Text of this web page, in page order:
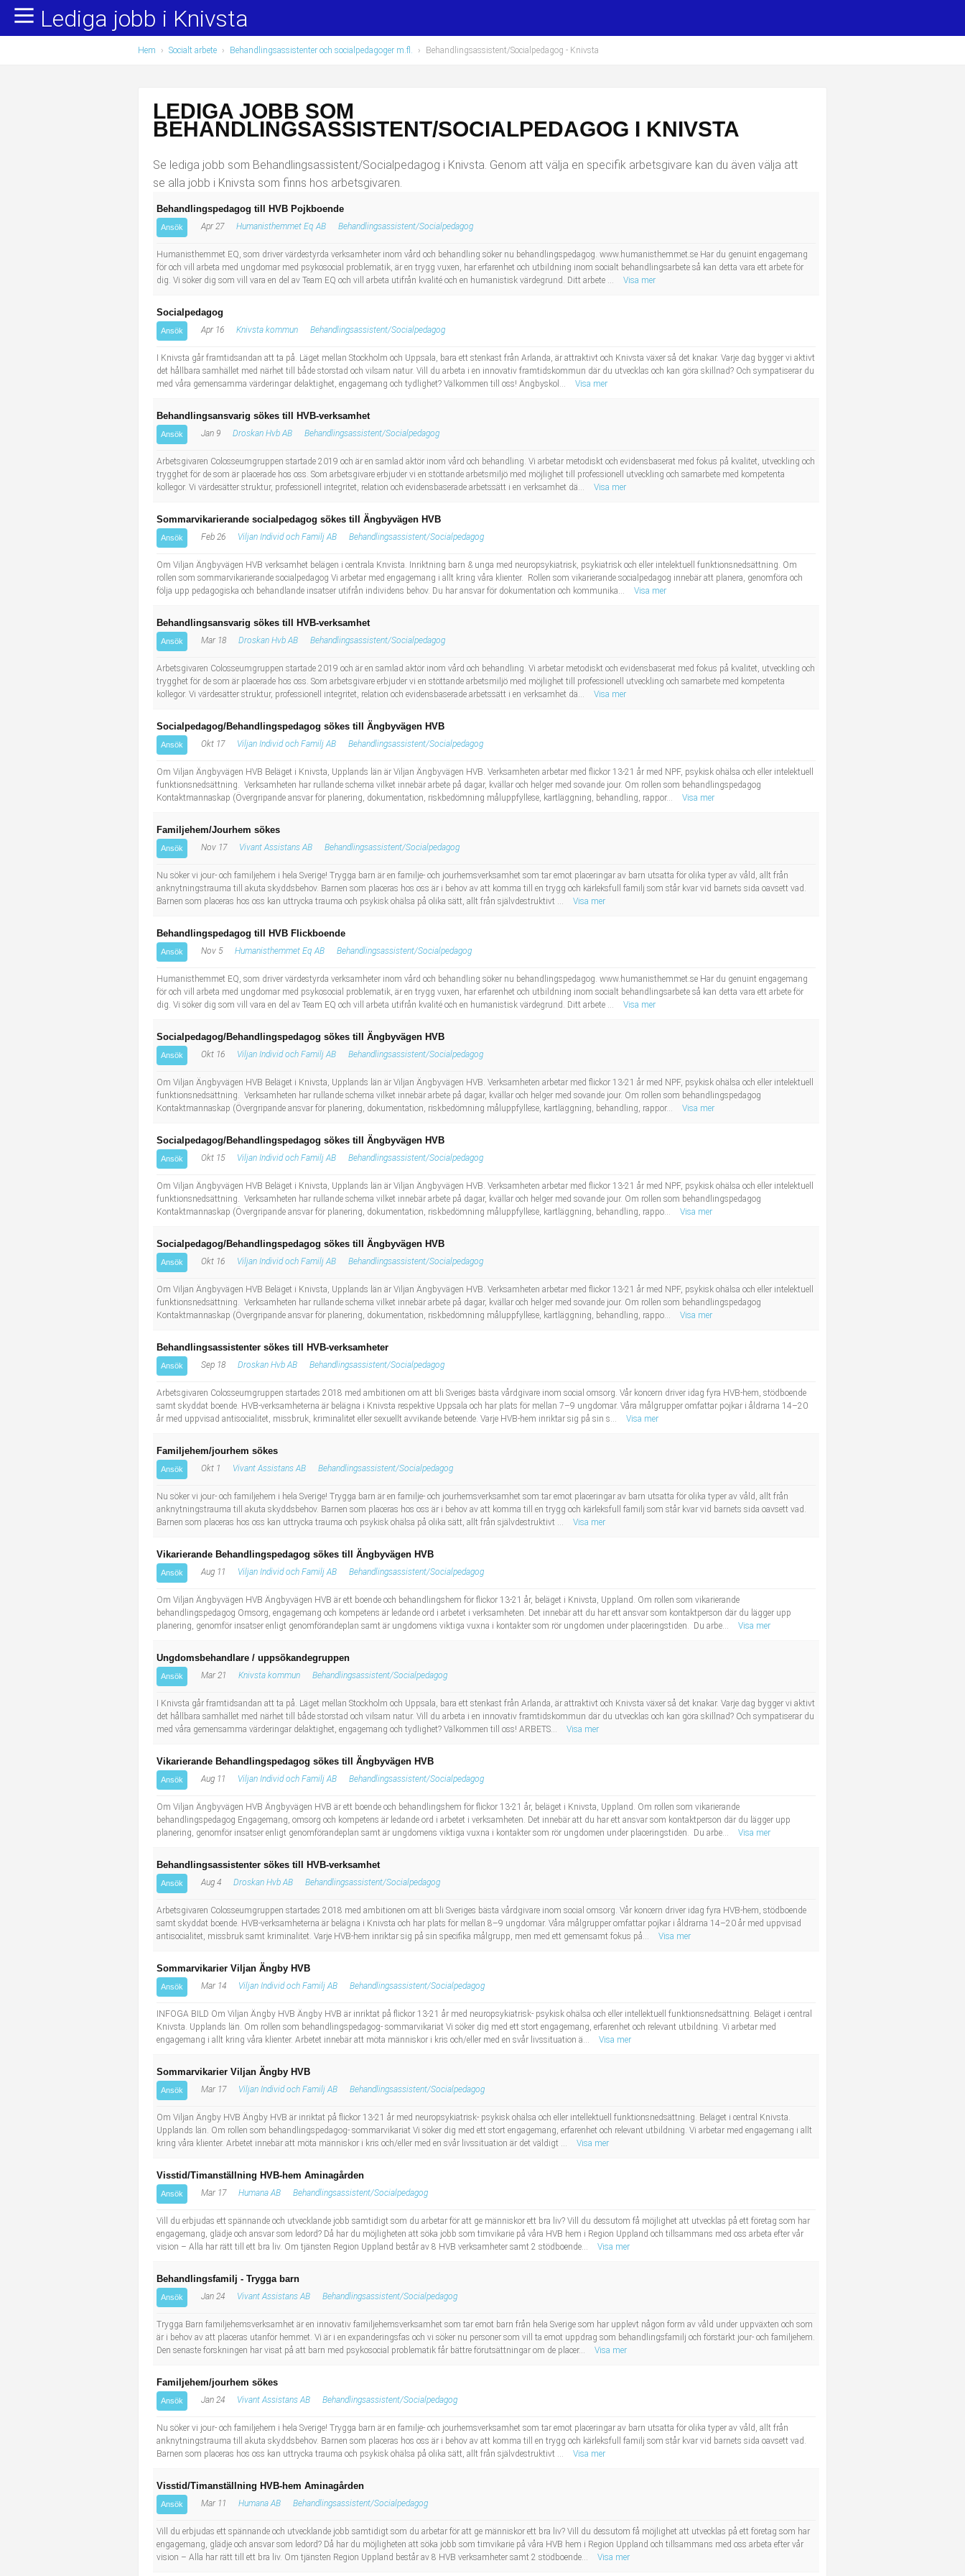
Yrkesområden
Administration, ekonomi, juridik
Chefer och verksamhetsledare
Hotell, restaurang, storhushåll
Installation, drift, underhåll
Naturvetenskapligt arbete
Sanering och renhållning
Populära jobb
Undersköterska, hemtjänst och äldreboende
Lärare i förskola/Förskollärare
Bussförare/Busschaufför
Behandlingsassistent/Socialpedagog
Tidningsbud/Tidningsdistributör
Lärare i fritidshem/Fritidspedagog
Läkarsekreterare/Vårdadmin/Medicinsk sekreterare
Informatör/Kommunikatör
Sjuksköterska, grundutbildad
Undersköterska, vård- o specialavd. o mottagning
Lediga jobb i Knivsta
Hem › Socialt arbete › Behandlingsassistenter och socialpedagoger m.fl. › Behandlingsassistent/Socialpedagog - Knivsta
LEDIGA JOBB SOM
BEHANDLINGSASSISTENT/SOCIALPEDAGOG I KNIVSTA
Se lediga jobb som Behandlingsassistent/Socialpedagog i Knivsta. Genom att välja en specifik arbetsgivare kan du även välja att
se alla jobb i Knivsta som finns hos arbetsgivaren.
Behandlingspedagog till HVB Pojkboende
Ansök Apr 27 Humanisthemmet Eq AB Behandlingsassistent/Socialpedagog
Humanisthemmet EQ, som driver värdestyrda verksamheter inom vård och behandling söker nu behandlingspedagog. www.humanisthemmet.se Har du genuint engagemang
för och vill arbeta med ungdomar med psykosocial problematik, är en trygg vuxen, har erfarenhet och utbildning inom socialt behandlingsarbete så kan detta vara ett arbete för
dig. Vi söker dig som vill vara en del av Team EQ och vill arbeta utifrån kvalité och en humanistisk värdegrund. Ditt arbete ...
Visa mer
Socialpedagog
Ansök Apr 16 Knivsta kommun Behandlingsassistent/Socialpedagog
I Knivsta går framtidsandan att ta på. Läget mellan Stockholm och Uppsala, bara ett stenkast från Arlanda, är attraktivt och Knivsta växer så det knakar. Varje dag bygger vi aktivt
det hållbara samhället med närhet till både storstad och vilsam natur. Vill du arbeta i en innovativ framtidskommun där du utvecklas och kan göra skillnad? Och sympatiserar du
med våra gemensamma värderingar delaktighet, engagemang och tydlighet? Välkommen till oss! Ängbyskol...
Visa mer
Behandlingsansvarig sökes till HVB-verksamhet
Ansök Jan 9 Droskan Hvb AB Behandlingsassistent/Socialpedagog
Arbetsgivaren Colosseumgruppen startade 2019 och är en samlad aktör inom vård och behandling. Vi arbetar metodiskt och evidensbaserat med fokus på kvalitet, utveckling och
trygghet för de som är placerade hos oss. Som arbetsgivare erbjuder vi en stöttande arbetsmiljö med möjlighet till professionell utveckling och samarbete med kompetenta
kollegor. Vi värdesätter struktur, professionell integritet, relation och evidensbaserade arbetssätt i en verksamhet dä...
Visa mer
Sommarvikarierande socialpedagog sökes till Ängbyvägen HVB
Ansök Feb 26 Viljan Individ och Familj AB Behandlingsassistent/Socialpedagog
Om Viljan Ängbyvägen HVB verksamhet belägen i centrala Knvista. Inriktning barn & unga med neuropsykiatrisk, psykiatrisk och eller intelektuell funktionsnedsättning. Om
rollen som sommarvikarierande socialpedagog Vi arbetar med engagemang i allt kring våra klienter. Rollen som vikarierande socialpedagog innebär att planera, genomföra och
följa upp pedagogiska och behandlande insatser utifrån individens behov. Du har ansvar för dokumentation och kommunika...
Visa mer
Behandlingsansvarig sökes till HVB-verksamhet
Ansök Mar 18 Droskan Hvb AB Behandlingsassistent/Socialpedagog
Arbetsgivaren Colosseumgruppen startade 2019 och är en samlad aktör inom vård och behandling. Vi arbetar metodiskt och evidensbaserat med fokus på kvalitet, utveckling och
trygghet för de som är placerade hos oss. Som arbetsgivare erbjuder vi en stöttande arbetsmiljö med möjlighet till professionell utveckling och samarbete med kompetenta
kollegor. Vi värdesätter struktur, professionell integritet, relation och evidensbaserade arbetssätt i en verksamhet dä...
Visa mer
Socialpedagog/Behandlingspedagog sökes till Ängbyvägen HVB
Ansök Okt 17 Viljan Individ och Familj AB Behandlingsassistent/Socialpedagog
Om Viljan Ängbyvägen HVB Beläget i Knivsta, Upplands län är Viljan Ängbyvägen HVB. Verksamheten arbetar med flickor 13-21 år med NPF, psykisk ohälsa och eller intelektuell
funktionsnedsättning. Verksamheten har rullande schema vilket innebär arbete på dagar, kvällar och helger med sovande jour. Om rollen som behandlingspedagog
Kontaktmannaskap (Övergripande ansvar för planering, dokumentation, riskbedömning måluppfyllese, kartläggning, behandling, rappor...
Visa mer
Familjehem/Jourhem sökes
Ansök Nov 17 Vivant Assistans AB Behandlingsassistent/Socialpedagog
Nu söker vi jour- och familjehem i hela Sverige! Trygga barn är en familje- och jourhemsverksamhet som tar emot placeringar av barn utsatta för olika typer av våld, allt från
anknytningstrauma till akuta skyddsbehov. Barnen som placeras hos oss är i behov av att komma till en trygg och kärleksfull familj som står kvar vid barnets sida oavsett vad.
Barnen som placeras hos oss kan uttrycka trauma och psykisk ohälsa på olika sätt, allt från självdestruktivt ...
Visa mer
Behandlingspedagog till HVB Flickboende
Ansök Nov 5 Humanisthemmet Eq AB Behandlingsassistent/Socialpedagog
Humanisthemmet EQ, som driver värdestyrda verksamheter inom vård och behandling söker nu behandlingspedagog. www.humanisthemmet.se Har du genuint engagemang
för och vill arbeta med ungdomar med psykosocial problematik, är en trygg vuxen, har erfarenhet och utbildning inom socialt behandlingsarbete så kan detta vara ett arbete för
dig. Vi söker dig som vill vara en del av Team EQ och vill arbeta utifrån kvalité och en humanistisk värdegrund. Ditt arbete ...
Visa mer
Socialpedagog/Behandlingspedagog sökes till Ängbyvägen HVB
Ansök Okt 16 Viljan Individ och Familj AB Behandlingsassistent/Socialpedagog
Om Viljan Ängbyvägen HVB Beläget i Knivsta, Upplands län är Viljan Ängbyvägen HVB. Verksamheten arbetar med flickor 13-21 år med NPF, psykisk ohälsa och eller intelektuell
funktionsnedsättning. Verksamheten har rullande schema vilket innebär arbete på dagar, kvällar och helger med sovande jour. Om rollen som behandlingspedagog
Kontaktmannaskap (Övergripande ansvar för planering, dokumentation, riskbedömning måluppfyllese, kartläggning, behandling, rappor...
Visa mer
Socialpedagog/Behandlingspedagog sökes till Ängbyvägen HVB
Ansök Okt 15 Viljan Individ och Familj AB Behandlingsassistent/Socialpedagog
Om Viljan Ängbyvägen HVB Beläget i Knivsta, Upplands län är Viljan Ängbyvägen HVB. Verksamheten arbetar med flickor 13-21 år med NPF, psykisk ohälsa och eller intelektuell
funktionsnedsättning. Verksamheten har rullande schema vilket innebär arbete på dagar, kvällar och helger med sovande jour. Om rollen som behandlingspedagog
Kontaktmannaskap (Övergripande ansvar för planering, dokumentation, riskbedömning måluppfyllese, kartläggning, behandling, rappo...
Visa mer
Socialpedagog/Behandlingspedagog sökes till Ängbyvägen HVB
Ansök Okt 16 Viljan Individ och Familj AB Behandlingsassistent/Socialpedagog
Om Viljan Ängbyvägen HVB Beläget i Knivsta, Upplands län är Viljan Ängbyvägen HVB. Verksamheten arbetar med flickor 13-21 år med NPF, psykisk ohälsa och eller intelektuell
funktionsnedsättning. Verksamheten har rullande schema vilket innebär arbete på dagar, kvällar och helger med sovande jour. Om rollen som behandlingspedagog
Kontaktmannaskap (Övergripande ansvar för planering, dokumentation, riskbedömning måluppfyllese, kartläggning, behandling, rappo...
Visa mer
Behandlingsassistenter sökes till HVB-verksamheter
Ansök Sep 18 Droskan Hvb AB Behandlingsassistent/Socialpedagog
Arbetsgivaren Colosseumgruppen startades 2018 med ambitionen om att bli Sveriges bästa vårdgivare inom social omsorg. Vår koncern driver idag fyra HVB-hem, stödboende
samt skyddat boende. HVB-verksamheterna är belägna i Knivsta respektive Uppsala och har plats för mellan 7–9 ungdomar. Våra målgrupper omfattar pojkar i åldrarna 14–20
år med uppvisad antisocialitet, missbruk, kriminalitet eller sexuellt avvikande beteende. Varje HVB-hem inriktar sig på sin s...
Visa mer
Familjehem/jourhem sökes
Ansök Okt 1 Vivant Assistans AB Behandlingsassistent/Socialpedagog
Nu söker vi jour- och familjehem i hela Sverige! Trygga barn är en familje- och jourhemsverksamhet som tar emot placeringar av barn utsatta för olika typer av våld, allt från
anknytningstrauma till akuta skyddsbehov. Barnen som placeras hos oss är i behov av att komma till en trygg och kärleksfull familj som står kvar vid barnets sida oavsett vad.
Barnen som placeras hos oss kan uttrycka trauma och psykisk ohälsa på olika sätt, allt från självdestruktivt ...
Visa mer
Vikarierande Behandlingspedagog sökes till Ängbyvägen HVB
Ansök Aug 11 Viljan Individ och Familj AB Behandlingsassistent/Socialpedagog
Om Viljan Ängbyvägen HVB Ängbyvägen HVB är ett boende och behandlingshem för flickor 13-21 år, beläget i Knivsta, Uppland. Om rollen som vikarierande
behandlingspedagog Omsorg, engagemang och kompetens är ledande ord i arbetet i verksamheten. Det innebär att du har ett ansvar som kontaktperson där du lägger upp
planering, genomför insatser enligt genomförandeplan samt är ungdomens viktiga vuxna i kontakter som rör ungdomen under placeringstiden. Du arbe...
Visa mer
Ungdomsbehandlare / uppsökandegruppen
Ansök Mar 21 Knivsta kommun Behandlingsassistent/Socialpedagog
I Knivsta går framtidsandan att ta på. Läget mellan Stockholm och Uppsala, bara ett stenkast från Arlanda, är attraktivt och Knivsta växer så det knakar. Varje dag bygger vi aktivt
det hållbara samhället med närhet till både storstad och vilsam natur. Vill du arbeta i en innovativ framtidskommun där du utvecklas och kan göra skillnad? Och sympatiserar du
med våra gemensamma värderingar delaktighet, engagemang och tydlighet? Välkommen till oss! ARBETS...
Visa mer
Vikarierande Behandlingspedagog sökes till Ängbyvägen HVB
Ansök Aug 11 Viljan Individ och Familj AB Behandlingsassistent/Socialpedagog
Om Viljan Ängbyvägen HVB Ängbyvägen HVB är ett boende och behandlingshem för flickor 13-21 år, beläget i Knivsta, Uppland. Om rollen som vikarierande
behandlingspedagog Engagemang, omsorg och kompetens är ledande ord i arbetet i verksamheten. Det innebär att du har ett ansvar som kontaktperson där du lägger upp
planering, genomför insatser enligt genomförandeplan samt är ungdomens viktiga vuxna i kontakter som rör ungdomen under placeringstiden. Du arbe...
Visa mer
Behandlingsassistenter sökes till HVB-verksamhet
Ansök Aug 4 Droskan Hvb AB Behandlingsassistent/Socialpedagog
Arbetsgivaren Colosseumgruppen startades 2018 med ambitionen om att bli Sveriges bästa vårdgivare inom social omsorg. Vår koncern driver idag fyra HVB-hem, stödboende
samt skyddat boende. HVB-verksamheterna är belägna i Knivsta och har plats för mellan 8–9 ungdomar. Våra målgrupper omfattar pojkar i åldrarna 14–20 år med uppvisad
antisocialitet, missbruk samt kriminalitet. Varje HVB-hem inriktar sig på sin specifika målgrupp, men med ett gemensamt fokus på...
Visa mer
Sommarvikarier Viljan Ängby HVB
Ansök Mar 14 Viljan Individ och Familj AB Behandlingsassistent/Socialpedagog
INFOGA BILD Om Viljan Ängby HVB Ängby HVB är inriktat på flickor 13-21 år med neuropsykiatrisk- psykisk ohälsa och eller intellektuell funktionsnedsättning. Beläget i central
Knivsta. Upplands län. Om rollen som behandlingspedagog- sommarvikariat Vi söker dig med ett stort engagemang, erfarenhet och relevant utbildning. Vi arbetar med
engagemang i allt kring våra klienter. Arbetet innebär att möta människor i kris och/eller med en svår livssituation ä...
Visa mer
Sommarvikarier Viljan Ängby HVB
Ansök Mar 17 Viljan Individ och Familj AB Behandlingsassistent/Socialpedagog
Om Viljan Ängby HVB Ängby HVB är inriktat på flickor 13-21 år med neuropsykiatrisk- psykisk ohälsa och eller intellektuell funktionsnedsättning. Beläget i central Knivsta.
Upplands län. Om rollen som behandlingspedagog- sommarvikariat Vi söker dig med ett stort engagemang, erfarenhet och relevant utbildning. Vi arbetar med engagemang i allt
kring våra klienter. Arbetet innebär att möta människor i kris och/eller med en svår livssituation är det väldigt ...
Visa mer
Visstid/Timanställning HVB-hem Aminagården
Ansök Mar 17 Humana AB Behandlingsassistent/Socialpedagog
Vill du erbjudas ett spännande och utvecklande jobb samtidigt som du arbetar för att ge människor ett bra liv? Vill du dessutom få möjlighet att utvecklas på ett företag som har
engagemang, glädje och ansvar som ledord? Då har du möjligheten att söka jobb som timvikarie på våra HVB hem i Region Uppland och tillsammans med oss arbeta efter vår
vision – Alla har rätt till ett bra liv. Om tjänsten Region Uppland består av 8 HVB verksamheter samt 2 stödboende...
Visa mer
Behandlingsfamilj - Trygga barn
Ansök Jan 24 Vivant Assistans AB Behandlingsassistent/Socialpedagog
Trygga Barn familjehemsverksamhet är en innovativ familjehemsverksamhet som tar emot barn från hela Sverige som har upplevt någon form av våld under uppväxten och som
är i behov av att placeras utanför hemmet. Vi är i en expanderingsfas och vi söker nu personer som vill ta emot uppdrag som behandlingsfamilj och förstärkt jour- och familjehem.
Den senaste forskningen har visat på att barn med psykosocial problematik får bättre förutsättningar om de placer...
Visa mer
Familjehem/jourhem sökes
Ansök Jan 24 Vivant Assistans AB Behandlingsassistent/Socialpedagog
Nu söker vi jour- och familjehem i hela Sverige! Trygga barn är en familje- och jourhemsverksamhet som tar emot placeringar av barn utsatta för olika typer av våld, allt från
anknytningstrauma till akuta skyddsbehov. Barnen som placeras hos oss är i behov av att komma till en trygg och kärleksfull familj som står kvar vid barnets sida oavsett vad.
Barnen som placeras hos oss kan uttrycka trauma och psykisk ohälsa på olika sätt, allt från självdestruktivt ...
Visa mer
Visstid/Timanställning HVB-hem Aminagården
Ansök Mar 11 Humana AB Behandlingsassistent/Socialpedagog
Vill du erbjudas ett spännande och utvecklande jobb samtidigt som du arbetar för att ge människor ett bra liv? Vill du dessutom få möjlighet att utvecklas på ett företag som har
engagemang, glädje och ansvar som ledord? Då har du möjligheten att söka jobb som timvikarie på våra HVB hem i Region Uppland och tillsammans med oss arbeta efter vår
vision – Alla har rätt till ett bra liv. Om tjänsten Region Uppland består av 8 HVB verksamheter samt 2 stödboende...
Visa mer